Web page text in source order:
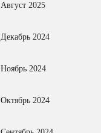
Август 2025
Декабрь 2024
Ноябрь 2024
Октябрь 2024